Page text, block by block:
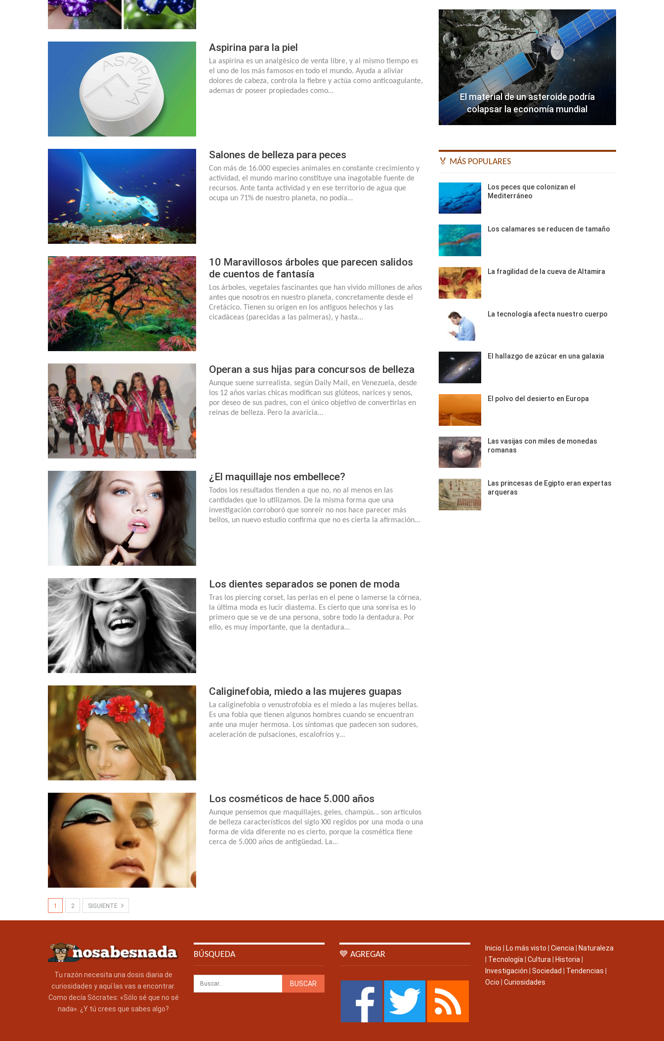
Aspirina para la piel
La aspirina es un analgésico de venta libre, y al mismo tiempo es
el uno de los más famosos en todo el mundo. Ayuda a aliviar
dolores de cabeza, controla la fiebre y actúa como anticoagulante,
ademas dr poseer propiedades como…
Salones de belleza para peces
Con más de 16.000 especies animales en constante crecimiento y
actividad, el mundo marino constituye una inagotable fuente de
recursos. Ante tanta actividad y en ese territorio de agua que
ocupa un 71% de nuestro planeta, no podía…
10 Maravillosos árboles que parecen salidos
de cuentos de fantasía
Los árboles, vegetales fascinantes que han vivido millones de años
antes que nosotros en nuestro planeta, concretamente desde el
Cretácico. Tienen su origen en los antiguos helechos y las
cicadáceas (parecidas a las palmeras), y hasta…
Operan a sus hijas para concursos de belleza
Aunque suene surrealista, según Daily Mail, en Venezuela, desde
los 12 años varias chicas modifican sus glúteos, narices y senos,
por deseo de sus padres, con el único objetivo de convertirlas en
reinas de belleza. Pero la avaricia…
¿El maquillaje nos embellece?
Todos los resultados tienden a que no, no al menos en las
cantidades que lo utilizamos. De la misma forma que una
investigación corroboró que sonreír no nos hace parecer más
bellos, un nuevo estudio confirma que no es cierta la afirmación…
Los dientes separados se ponen de moda
Tras los piercing corset, las perlas en el pene o lamerse la córnea,
la última moda es lucir diastema. Es cierto que una sonrisa es lo
primero que se ve de una persona, sobre todo la dentadura. Por
ello, es muy importante, que la dentadura…
Caliginefobia, miedo a las mujeres guapas
La caliginefobia o venustrofobia es el miedo a las mujeres bellas.
Es una fobia que tienen algunos hombres cuando se encuentran
ante una mujer hermosa. Los síntomas que padecen son sudores,
aceleración de pulsaciones, escalofríos y…
Los cosméticos de hace 5.000 años
Aunque pensemos que maquillajes, geles, champús… son artículos
de belleza característicos del siglo XXI regidos por una moda o una
forma de vida diferente no es cierto, porque la cosmética tiene
cerca de 5.000 años de antigüedad. La…
1 2 SIGUIENTE
El material de un asteroide podría
colapsar la economía mundial
🏅 MÁS POPULARES
Los peces que colonizan el
Mediterráneo
Los calamares se reducen de tamaño
La fragilidad de la cueva de Altamira
La tecnología afecta nuestro cuerpo
El hallazgo de azúcar en una galaxia
El polvo del desierto en Europa
Las vasijas con miles de monedas
romanas
Las princesas de Egipto eran expertas
arqueras
Tu razón necesita una dosis diaria de
curiosidades y aquí las vas a encontrar.
Como decía Sócrates: «Sólo sé que no sé
nada». ¿Y tú crees que sabes algo?
BÚSQUEDA 💙 AGREGAR
Inicio Lo más visto Ciencia
Naturaleza
Tecnología Cultura Historia
Investigación
Sociedad Tendencias
Ocio
Curiosidades